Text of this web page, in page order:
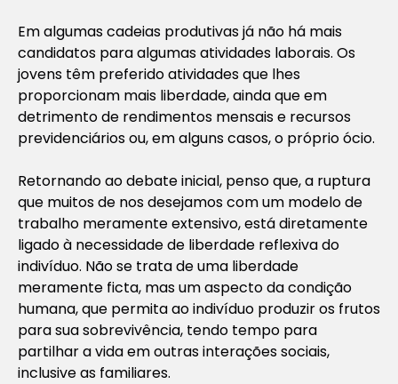
Em algumas cadeias produtivas já não há mais
candidatos para algumas atividades laborais. Os
jovens têm preferido atividades que lhes
proporcionam mais liberdade, ainda que em
detrimento de rendimentos mensais e recursos
previdenciários ou, em alguns casos, o próprio ócio.
Retornando ao debate inicial, penso que, a ruptura
que muitos de nos desejamos com um modelo de
trabalho meramente extensivo, está diretamente
ligado à necessidade de liberdade reflexiva do
indivíduo. Não se trata de uma liberdade
meramente ficta, mas um aspecto da condição
humana, que permita ao indivíduo produzir os frutos
para sua sobrevivência, tendo tempo para
partilhar a vida em outras interações sociais,
inclusive as familiares.